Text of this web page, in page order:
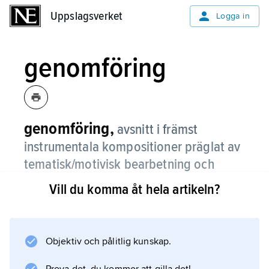
Uppslagsverket Logga in
genomföring
genomföring, avsnitt i främst
instrumentala kompositioner präglat av
tematisk/motivisk bearbetning och
modulationer.
fugan
Vill du komma åt hela artikeln?
Objektiv och pålitlig kunskap.